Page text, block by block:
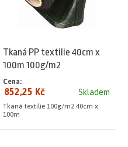
Tkaná PP textilie 40cm x
100m 100g/m2
Skladem
Cena:
852,25 Kč
Tkaná textilie 100g/m2 40cm x
100m